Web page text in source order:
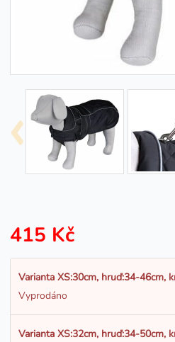
415 Kč
Varianta XS:30cm, hruď:34-46cm,
Vyprodáno
Varianta XS:32cm, hruď:34-50cm,